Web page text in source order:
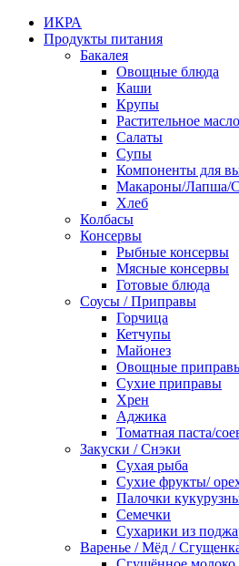
ИКРА
Продукты питания
Бакалея
Овощные блюда
Каши
Крупы
Растительное масло
Салаты
Супы
Компоненты для
Макароны/Лапша/
Хлеб
Колбасы
Консервы
Рыбные консервы
Мясные консервы
Готовые блюда
Соусы / Приправы
Горчица
Кетчупы
Майонез
Овощные
Сухие приправы
Хрен
Аджика
Томатная паста/
Закуски / Снэки
Сухая рыба
Сухие фрукты/
Палочки
Семечки
Сухарики из
Варенье / Мёд /